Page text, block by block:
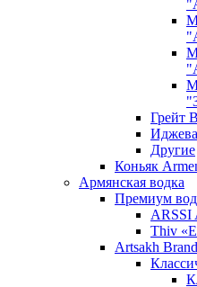
Грейт
Другие
Коньяк
Армянская водка
Премиум
Thiv
Artsakh